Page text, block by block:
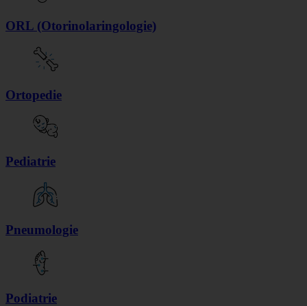
ORL (Otorinolaringologie)
Ortopedie
Pediatrie
Pneumologie
Podiatrie